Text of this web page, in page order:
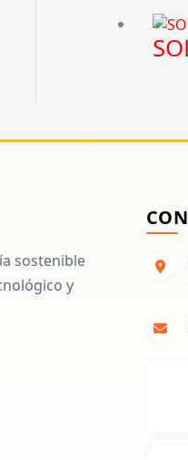
sostenible
y